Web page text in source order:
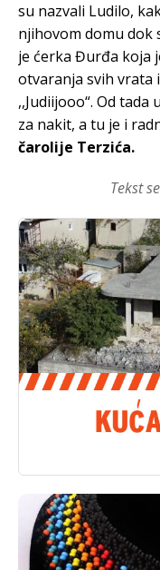
su nazvali Ludilo,
njihovom domu dok
je ćerka Đurđa koja
otvaranja svih vrata
,,Judiijooo“. Od
za nakit, a tu je i
čarolije Terzića.
Tekst